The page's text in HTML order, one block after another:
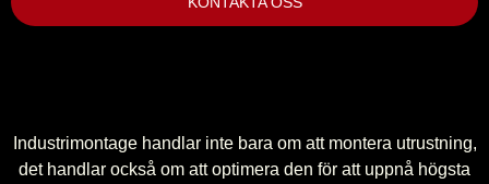
Industrimontage handlar inte bara om att montera utrustning,
det handlar också om att optimera den för att uppnå högsta